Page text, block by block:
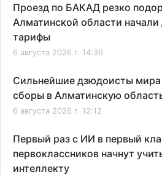
Проезд по БАКАД резко
Алматинской области
тарифы
6 августа 2026 г. 14:36
Сильнейшие дзюдоисты мира
сборы в Алматинскую
6 августа 2026 г. 12:12
Первый раз с ИИ в первый
первоклассников начнут
интеллекту